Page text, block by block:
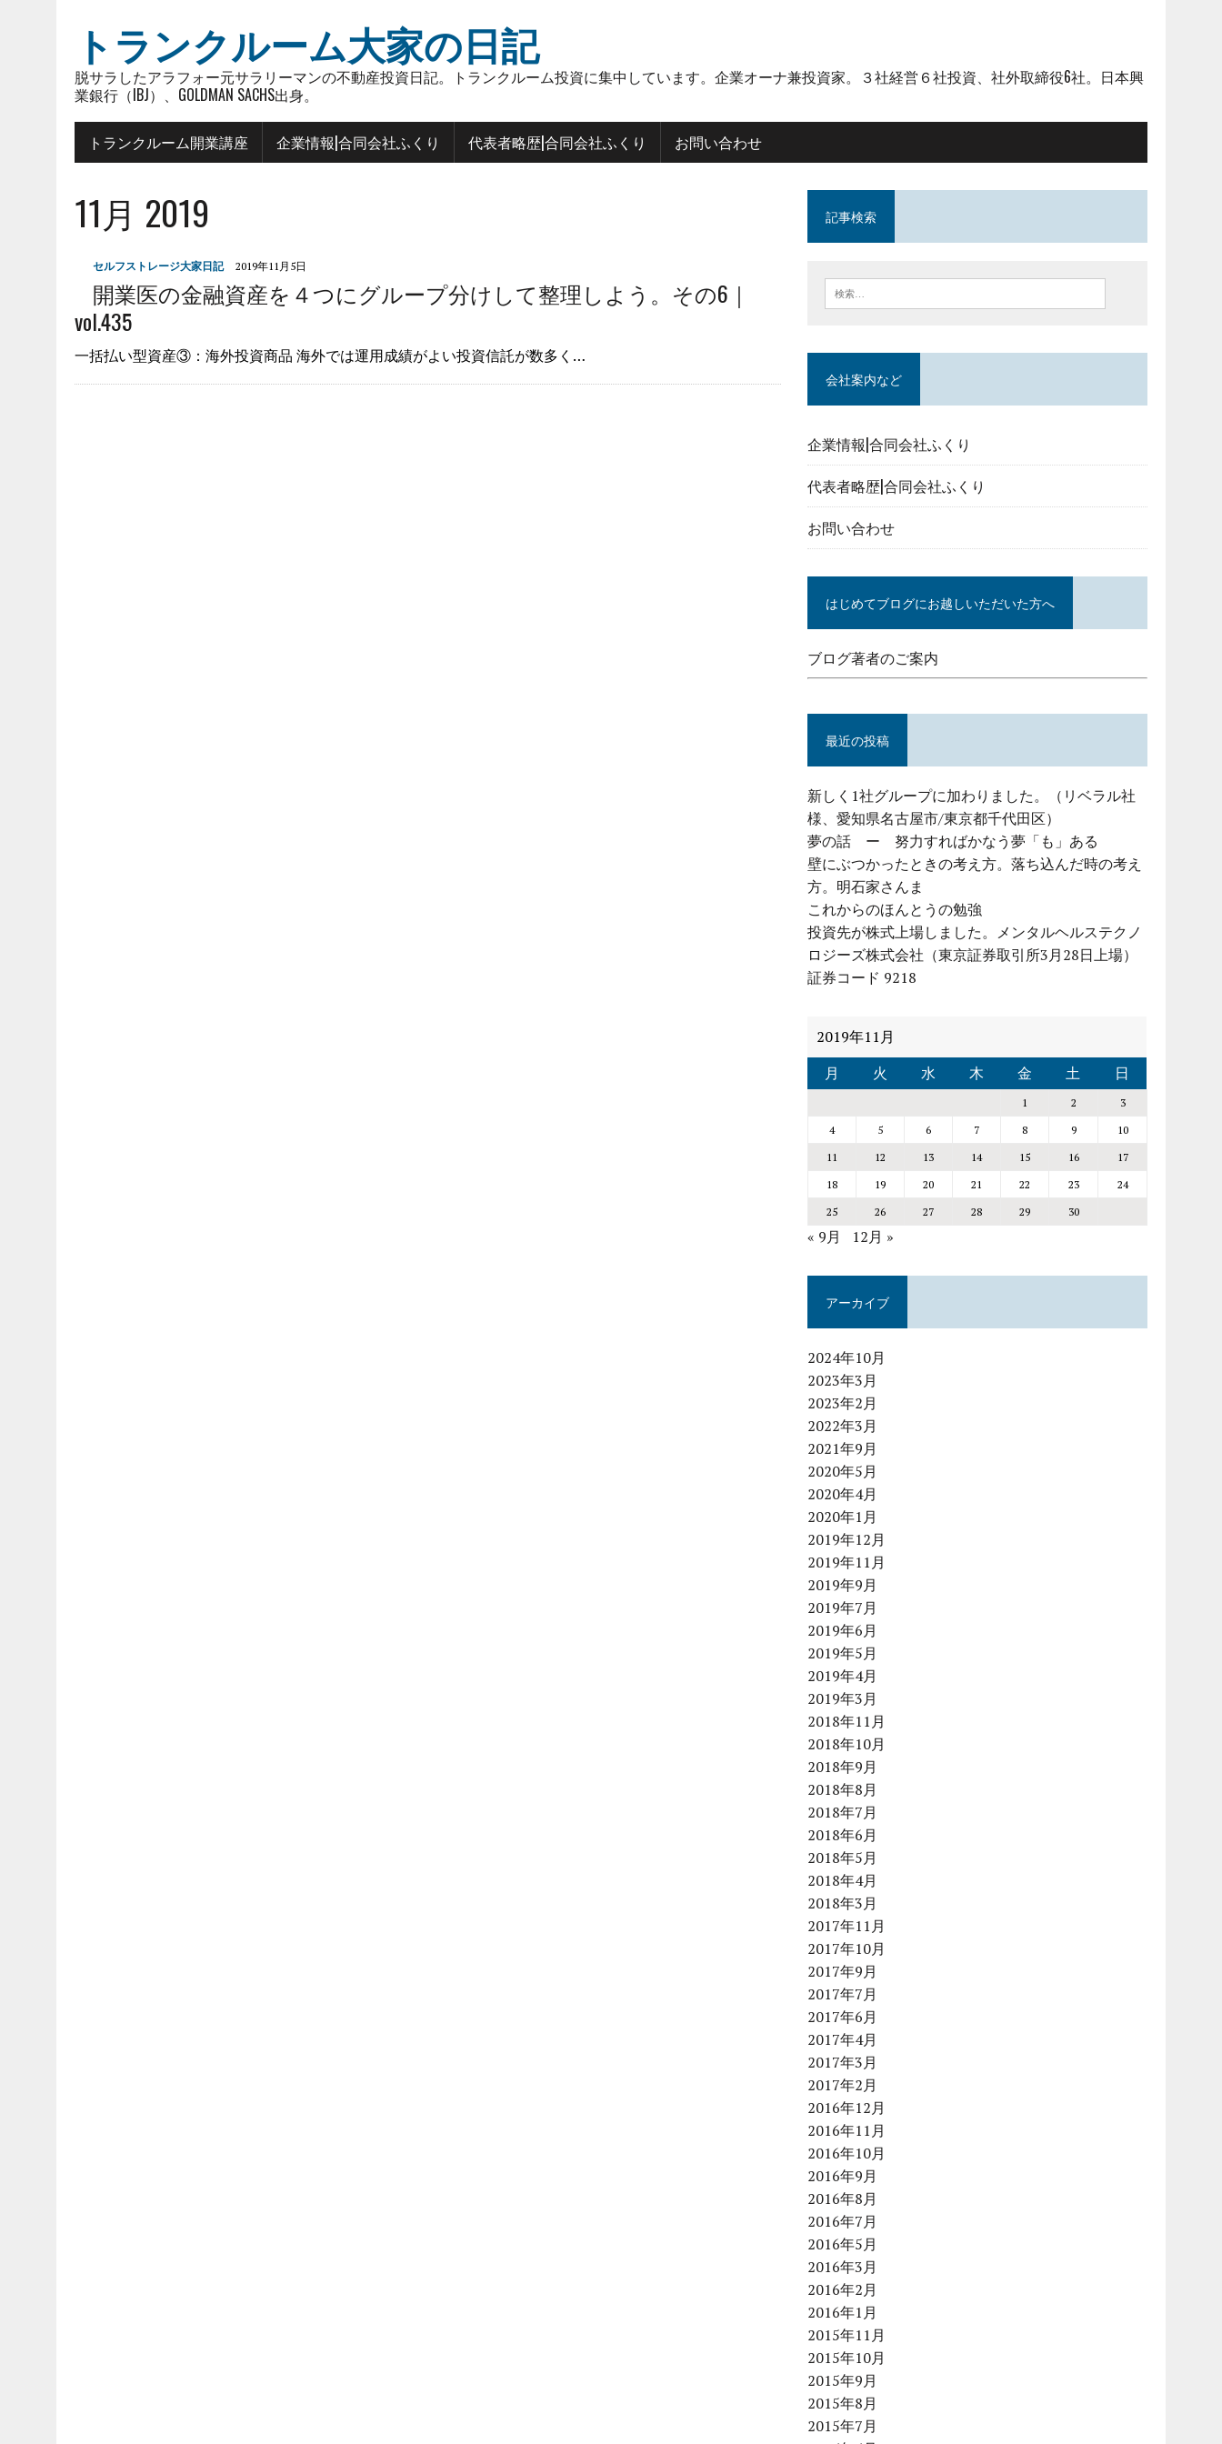
トランクルーム大家の日記
脱サラしたアラフォー元サラリーマンの不動産投資日記。トランクルーム投資に集中しています。企業オーナ兼投資家。３社経営６社投資、社外取締役6社。日本興
業銀行（IBJ）、GOLDMAN SACHS出身。
トランクルーム開業講座 企業情報|合同会社ふくり 代表者略歴|合同会社ふくり お問い合わせ
11月 2019
セルフストレージ大家日記 2019年11月5日
開業医の金融資産を４つにグループ分けして整理しよう。その6｜
vol.435
一括払い型資産③：海外投資商品 海外では運用成績がよい投資信託が数多く…
記事検索
会社案内など
企業情報|合同会社ふくり
代表者略歴|合同会社ふくり
お問い合わせ
はじめてブログにお越しいただいた方へ
ブログ著者のご案内
最近の投稿
新しく1社グループに加わりました。（リベラル社
様、愛知県名古屋市/東京都千代田区）
夢の話 ー 努力すればかなう夢「も」ある
壁にぶつかったときの考え方。落ち込んだ時の考え
方。明石家さんま
これからのほんとうの勉強
投資先が株式上場しました。メンタルヘルステクノ
ロジーズ株式会社（東京証券取引所3月28日上場）
証券コード 9218
2019年11月
月
火 水 木 金 土 日
1 2
3
4
5 6 7 8 9
10
11
12 13 14 15 16
17
18
19 20 21 22 23
24
25
26 27 28 29 30
« 9月 12月 »
アーカイブ
2024年10月
2023年3月
2023年2月
2022年3月
2021年9月
2020年5月
2020年4月
2020年1月
2019年12月
2019年11月
2019年9月
2019年7月
2019年6月
2019年5月
2019年4月
2019年3月
2018年11月
2018年10月
2018年9月
2018年8月
2018年7月
2018年6月
2018年5月
2018年4月
2018年3月
2017年11月
2017年10月
2017年9月
2017年7月
2017年6月
2017年4月
2017年3月
2017年2月
2016年12月
2016年11月
2016年10月
2016年9月
2016年8月
2016年7月
2016年5月
2016年3月
2016年2月
2016年1月
2015年11月
2015年10月
2015年9月
2015年8月
2015年7月